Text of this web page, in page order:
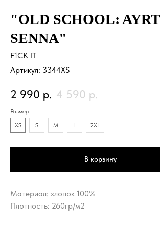
"OLD SCHOOL:
SENNA"
F1CK IT
Артикул: 3344XS
2 990 р. 4 590 р.
Размер
XS
S M L 2XL
В корзину
Материал: хлопок 100%
Плотность: 260гр/м2